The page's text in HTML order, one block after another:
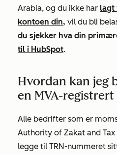
Arabia, og du ikke har lagt
kontoen din, vil du bli
du sjekker hva din
til i HubSpot.
Hvordan kan jeg
en MVA-
Alle bedrifter som er
Authority of Zakat and Tax
legge til TRN-nummeret